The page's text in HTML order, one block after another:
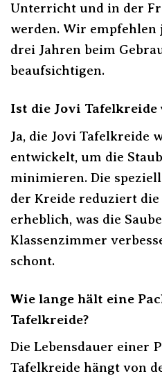
Unterricht und in der
werden. Wir empfehlen
drei Jahren beim
beaufsichtigen.
Ist die Jovi
Ja, die Jovi Tafelkreide
entwickelt, um die
minimieren. Die
der Kreide reduziert
erheblich, was die
Klassenzimmer
schont.
Wie lange hält eine
Tafelkreide?
Die Lebensdauer einer
Tafelkreide hängt von